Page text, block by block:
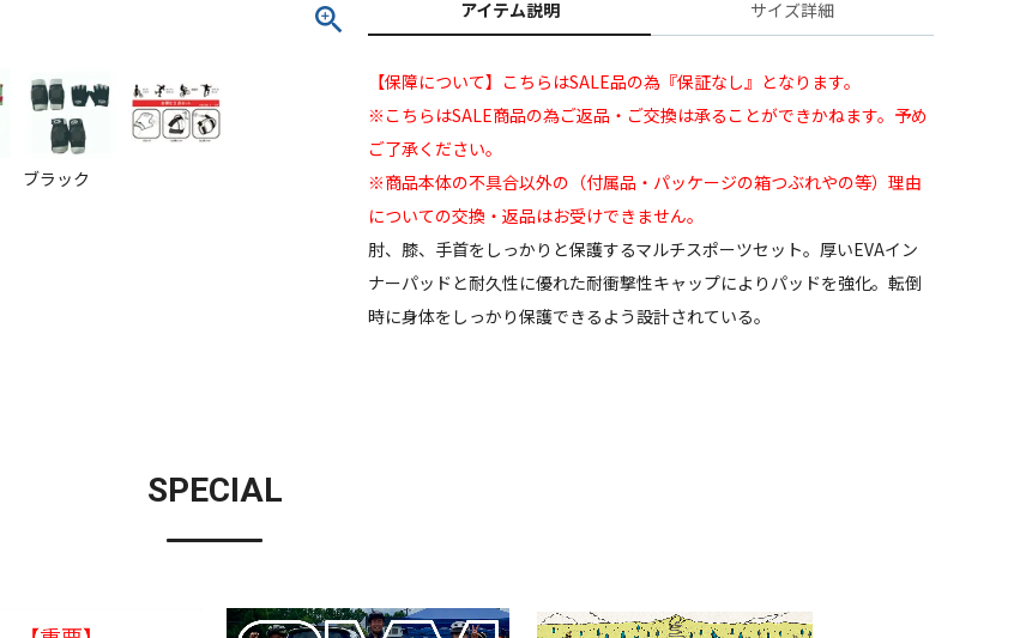
ブラック
アイテム説明 サイズ詳細
【保障について】こちらはSALE品の為『保証なし』となります。
※こちらはSALE商品の為ご返品・ご交換は承ることができかねます。予め
ご了承ください。
※商品本体の不具合以外の（付属品・パッケージの箱つぶれやの等）理由
についての交換・返品はお受けできません。
肘、膝、手首をしっかりと保護するマルチスポーツセット。厚いEVAイン
ナーパッドと耐久性に優れた耐衝撃性キャップによりパッドを強化。転倒
時に身体をしっかり保護できるよう設計されている。
SPECIAL